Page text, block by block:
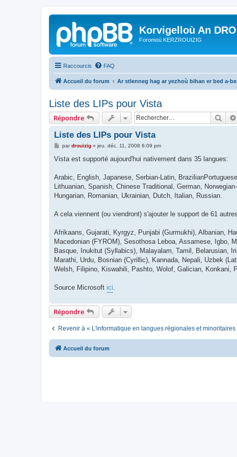
Korvigelloù An
Foromoù KERZROUIZIG
Raccourcis FAQ
Accueil du forum Ar stlenneg hag ar yezhoù bihan er bed a-
Liste des LIPs pour Vista
Répondre
Liste des LIPs pour Vista
M
s
g
pardrouizig» jeu. déc. 11, 2008 6:09 pm
Vista est supporté aujourd'hui nativement dans 35 langues:
Arabic, English, Japanese, Serbian-Latin,
Lithuanian, Spanish, Chinese Traditional, German,
Hungarian, Romanian, Ukrainian, Dutch, Italian, Russian.
A cela viennent (ou viendront) s'ajouter le support de 61
Afrikaans, Gujarati, Kyrgyz, Punjabi (Gurmukhi), Albanian,
Macedonian (FYROM), Sesothosa Leboa, Assamese, Igbo,
Basque, Inukitut (Syllabics), Malayalam, Tamil, Belarusian,
Marathi, Urdu, Bosnian (Cyrillic), Kannada, Nepali, Uzbek
Welsh, Filipino, Kiswahili, Pashto, Wolof, Galician, Konkani,
Source Microsoft ici
Répondre
Revenir à « L'informatique en langues régionales et minoritaires
Accueil du forum